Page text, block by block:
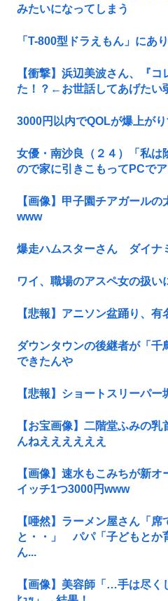
みたいになってしまう
「T-800型ドラえもん」にあ
【衝撃】浜辺美波さん、『
た！？←お世話してあげたい
3000円以内でQOLが爆上が
女優・南沙良（２４）「私は
ので家に引きこもってPCでア
【画像】甲子園チアガール
www
爆走ハムスターさん ダイナ
ワイ、職場のアスペ女の扱い
【悲報】アニソン盆踊り、
ダウンタウンの後継者が「千
できたんや
【悲報】ショートスリーパー
【お宝画像】二階堂ふみの
んねええええええ
【画像】速水もこみちが新
イッチ1つ3000円www
【唖然】ラーメン屋さん「
と・・」 パパ「子どもとか
ん...
【画像】美容師「…手は尽